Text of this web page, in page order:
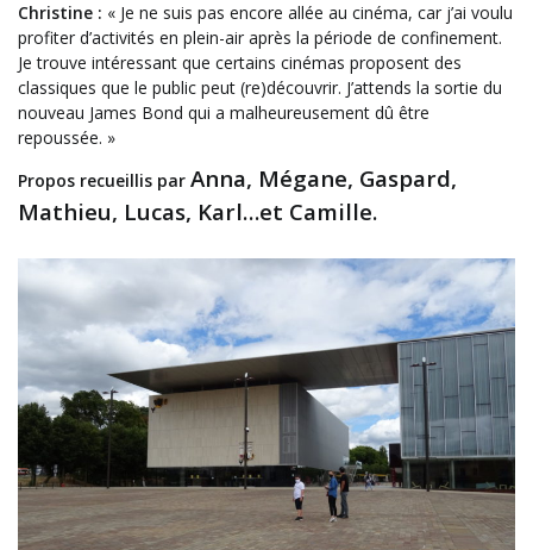
Christine : « Je ne suis pas encore allée au cinéma, car j’ai voulu
profiter d’activités en plein-air après la période de confinement.
Je trouve intéressant que certains cinémas proposent des
classiques que le public peut (re)découvrir. J’attends la sortie du
nouveau James Bond qui a malheureusement dû être
repoussée. »
Propos recueillis par Anna, Mégane, Gaspard,
Mathieu, Lucas, Karl…et Camille.